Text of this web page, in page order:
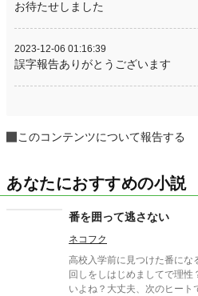
お待たせしました
2023-12-06 01:16:39
誤字報告ありがとうございます
このコンテンツについて報告する
あなたにおすすめの小説
番を囲って逃さない
ネコフク
高校入学前に見つけた番に
回しをしはじめましてで理性
いよね？大丈夫、次のヒート